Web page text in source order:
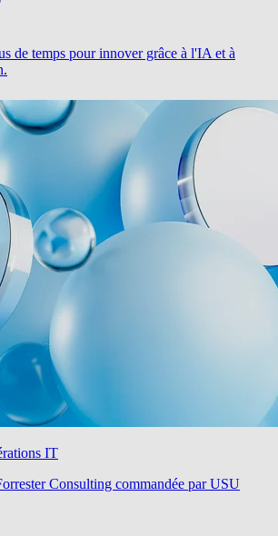
de temps pour innover grâce à l'IA et à
IT
Consulting commandée par USU